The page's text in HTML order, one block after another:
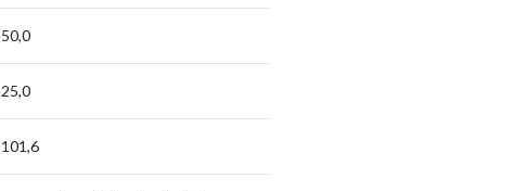
50,0
25,0
101,6